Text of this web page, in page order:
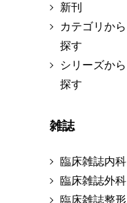
新刊
カテゴリから
探す
シリーズから
探す
雑誌
臨床雑誌内科
臨床雑誌外科
臨床雑誌整形